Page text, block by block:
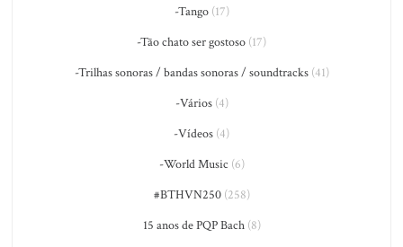
-Tango(17)
-Tão chato ser gostoso (17)
-Trilhas sonoras / bandas sonoras / soundtracks(41)
-Vários(4)
-Vídeos (4)
-World Music (6)
#BTHVN250(258)
15 anos de PQP Bach(8)